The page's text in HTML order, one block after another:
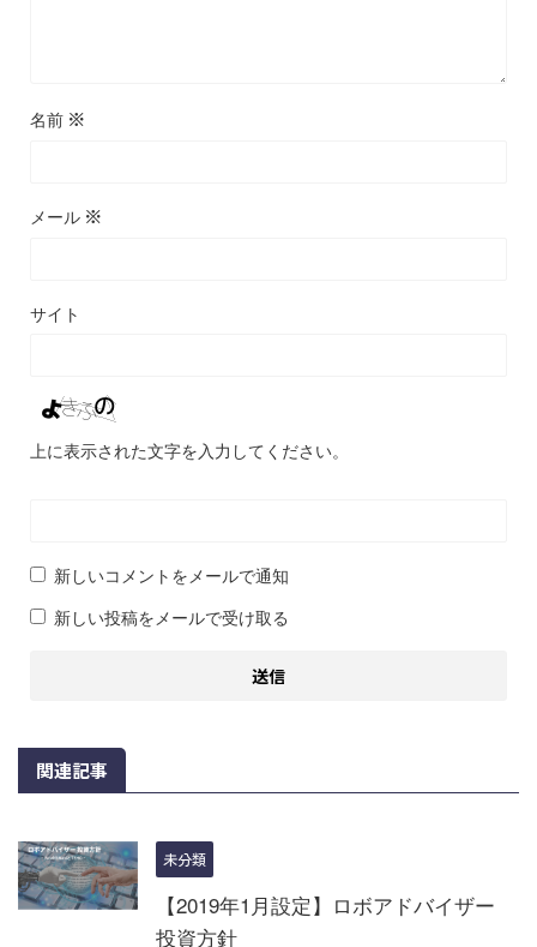
名前 ※
メール ※
サイト
上に表示された文字を入力してください。
新しいコメントをメールで通知
新しい投稿をメールで受け取る
関連記事
未分類
【2019年1月設定】ロボアドバイザー
投資方針